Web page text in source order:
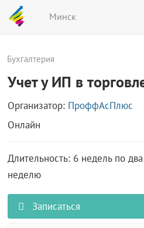
Минск
Бухгалтерия
Учет у ИП в
Организатор: ПроффАсПлюс
Онлайн
Длительность: 6 недель по
неделю
Записаться